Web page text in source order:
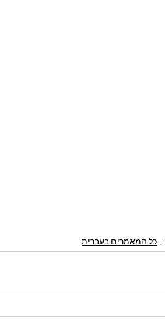
כל המאמרים בעברית